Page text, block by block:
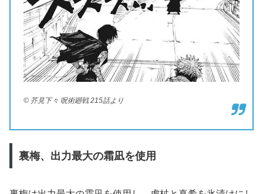
© 芥見下々 呪術廻戦 215話より
裏梅、出力最大の霜凪を使用